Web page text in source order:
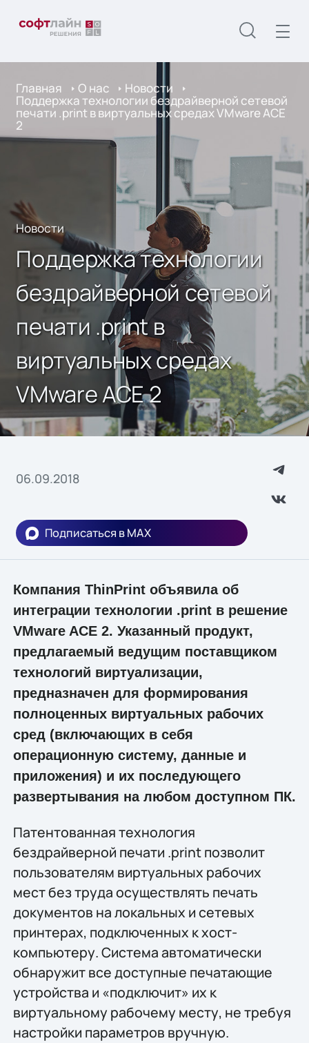
Главная О нас Новости
Поддержка технологии бездрайверной сетевой
печати .print в виртуальных средах VMware ACE
2
Новости
Поддержка технологии
бездрайверной сетевой
печати .print в
виртуальных средах
VMware ACE 2
06.09.2018
Подписаться в MAX
Компания ThinPrint объявила об
интеграции технологии .print в решение
VMware ACE 2. Указанный продукт,
предлагаемый ведущим поставщиком
технологий виртуализации,
предназначен для формирования
полноценных виртуальных рабочих
сред (включающих в себя
операционную систему, данные и
приложения) и их последующего
развертывания на любом доступном ПК.
Патентованная технология
бездрайверной печати .print позволит
пользователям виртуальных рабочих
мест без труда осуществлять печать
документов на локальных и сетевых
принтерах, подключенных к хост-
компьютеру. Система автоматически
обнаружит все доступные печатающие
устройства и «подключит» их к
виртуальному рабочему месту, не требуя
настройки параметров вручную.